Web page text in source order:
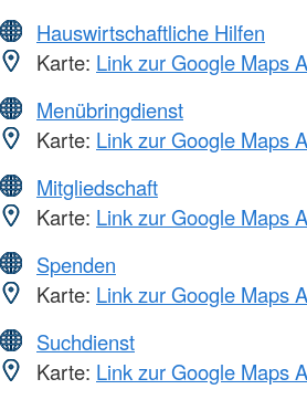
Hauswirtschaftliche Hilfen
Karte: Link zur Google Maps
Menübringdienst
Karte: Link zur Google Maps
Mitgliedschaft
Karte: Link zur Google Maps
Spenden
Karte: Link zur Google Maps
Suchdienst
Karte: Link zur Google Maps